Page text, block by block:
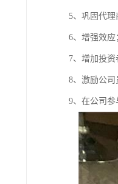
5、巩固代理
6、增强效应
7、增加投资
8、激励公司
9、在公司参